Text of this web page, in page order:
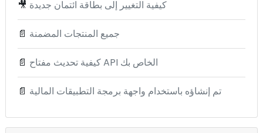
🎥 كيفية التغيير إلى بطاقة ائتمان جديدة
📄 جميع المنتجات المضمنة
📄 كيفية تحديث مفتاح API الخاص بك
📄 تم إنشاؤه باستخدام واجهة برمجة التطبيقات المالية